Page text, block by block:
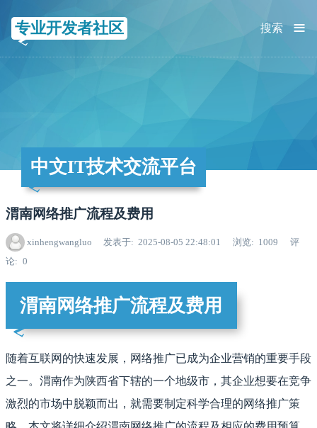
专业开发者社区 ≡
搜索
中文IT技术交流平台
渭南网络推广流程及费用
xinhengwangluo 发表于 2025-08-05 22:48:01 浏览 1009
评
论
0
渭南网络推广流程及费用
随着互联网的快速发展，网络推广已成为企业营销的重要手段
之一。渭南作为陕西省下辖的一个地级市，其企业想要在竞争
激烈的市场中脱颖而出，就需要制定科学合理的网络推广策